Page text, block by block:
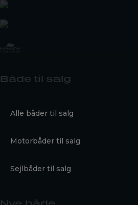
Både til salg
Alle båder til salg
Motorbåder til salg
Sejlbåder til salg